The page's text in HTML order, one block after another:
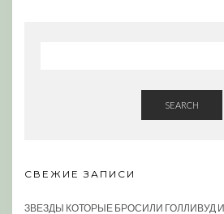
SEARCH
СВЕЖИЕ ЗАПИСИ
ЗВЕЗДЫ КОТОРЫЕ БРОСИЛИ ГОЛЛИВУД